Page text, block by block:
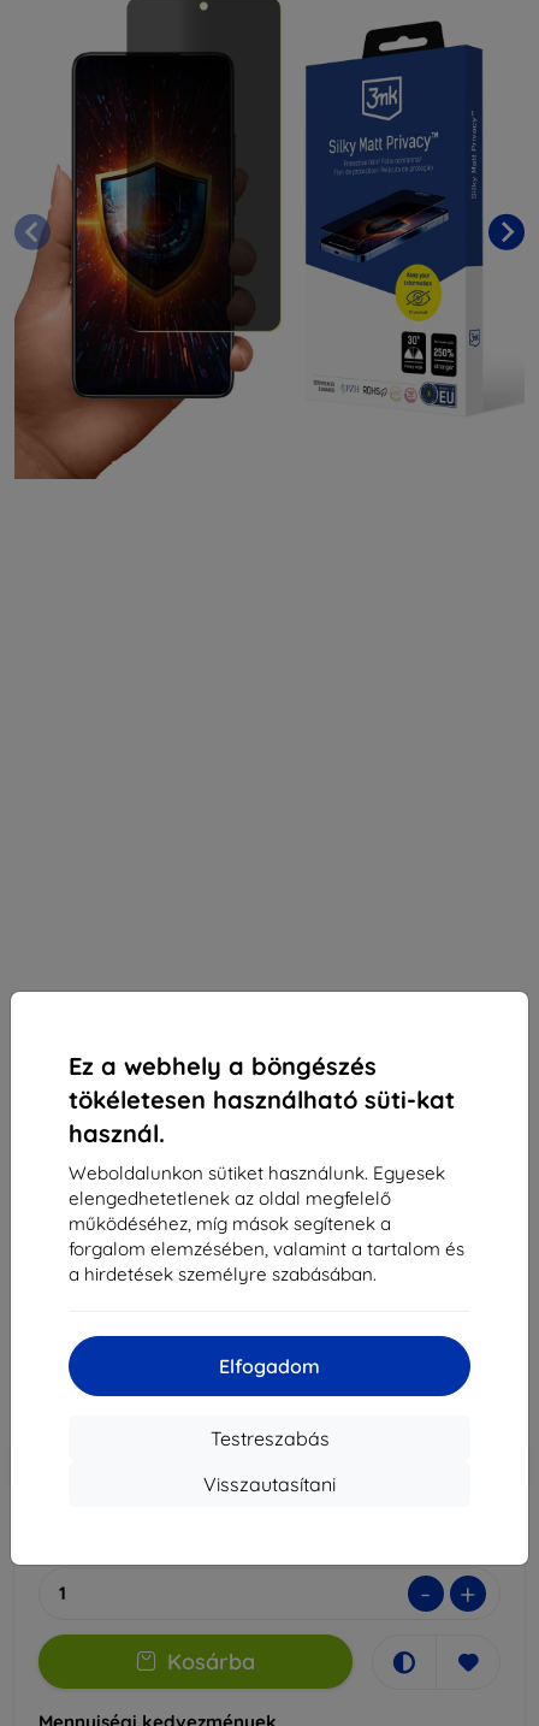
Ez a webhely a böngészés
tökéletesen használható süti-kat
használ.
Weboldalunkon sütiket használunk. Egyesek
elengedhetetlenek az oldal megfelelő
működéséhez, míg mások segítenek a
forgalom elemzésében, valamint a tartalom és
a hirdetések személyre szabásában.
Elfogadom
Testreszabás
Visszautasítani
3mk Silky Matt Privacy Védőfólia Xiaomi 14T
Alkalmas: Xiaomi 14T
4 580 Ft
- +
Kosárba